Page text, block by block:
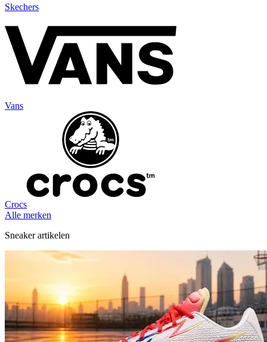
Skechers
Vans
Crocs
Alle merken
Sneaker artikelen